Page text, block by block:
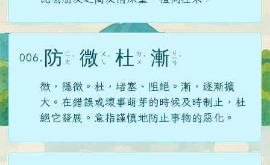
006. 防 ㄈ
ㄤ ˊ 微 ㄨ
ㄟ
ˊ 杜 ㄉ
ㄨ ˋ 漸 ㄐ
ㄧ
ㄢ
ˋ
微，隱微。杜，堵塞、阻絕。漸，逐漸擴
大。在錯誤或壞事萌芽的時候及時制止，杜
絕它發展。意指謹慎地防止事物的惡化。